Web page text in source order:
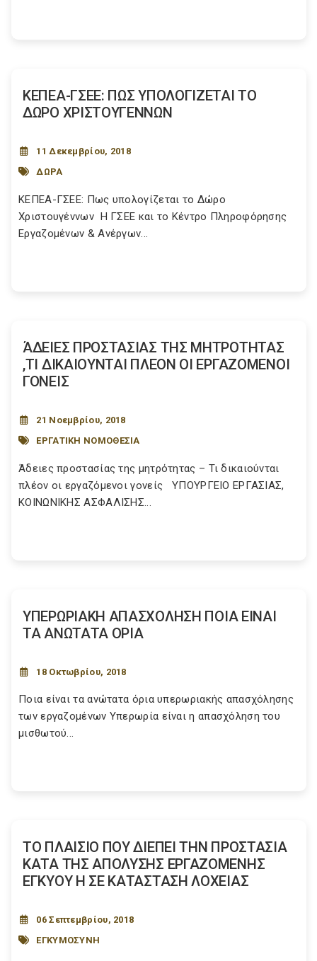
ΚΕΠΕΑ-ΓΣΕΕ: ΠΩΣ ΥΠΟΛΟΓΙΖΕΤΑΙ ΤΟ
ΔΩΡΟ ΧΡΙΣΤΟΥΓΕΝΝΩΝ
11 Δεκεμβρίου, 2018
ΔΩΡΑ
ΚΕΠΕΑ-ΓΣΕΕ: Πως υπολογίζεται το Δώρο
Χριστουγέννων H ΓΣΕΕ και το Κέντρο Πληροφόρησης
Εργαζομένων & Ανέργων...
ΆΔΕΙΕΣ ΠΡΟΣΤΑΣΙΑΣ ΤΗΣ ΜΗΤΡΟΤΗΤΑΣ
,ΤΙ ΔΙΚΑΙΟΥΝΤΑΙ ΠΛΕΟΝ ΟΙ ΕΡΓΑΖΟΜΕΝΟΙ
ΓΟΝΕΙΣ
21 Νοεμβρίου, 2018
ΕΡΓΑΤΙΚΗ ΝΟΜΟΘΕΣΙΑ
Άδειες προστασίας της μητρότητας – Τι δικαιούνται
πλέον οι εργαζόμενοι γονείς ΥΠΟΥΡΓΕΙΟ EΡΓΑΣΙΑΣ,
ΚΟΙΝΩΝΙΚΗΣ ΑΣΦΑΛΙΣΗΣ...
ΥΠΕΡΩΡΙΑΚΗ ΑΠΑΣΧΟΛΗΣΗ ΠΟΙΑ ΕΙΝΑΙ
ΤΑ ΑΝΩΤΑΤΑ ΟΡΙΑ
18 Οκτωβρίου, 2018
Ποια είναι τα ανώτατα όρια υπερωριακής απασχόλησης
των εργαζομένων Υπερωρία είναι η απασχόληση του
μισθωτού...
ΤΟ ΠΛΑΙΣΙΟ ΠΟΥ ΔΙΕΠΕΙ ΤΗΝ ΠΡΟΣΤΑΣΙΑ
ΚΑΤΑ ΤΗΣ ΑΠΟΛΥΣΗΣ ΕΡΓΑΖΟΜΕΝΗΣ
ΕΓΚΥΟΥ Η ΣΕ ΚΑΤΑΣΤΑΣΗ ΛΟΧΕΙΑΣ
06 Σεπτεμβρίου, 2018
ΕΓΚΥΜΟΣΥΝΗ